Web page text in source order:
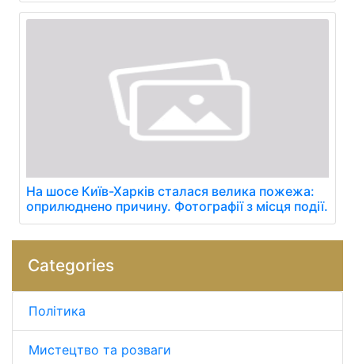
На шосе Київ-Харків сталася велика пожежа:
оприлюднено причину. Фотографії з місця події.
Categories
Політика
Мистецтво та розваги